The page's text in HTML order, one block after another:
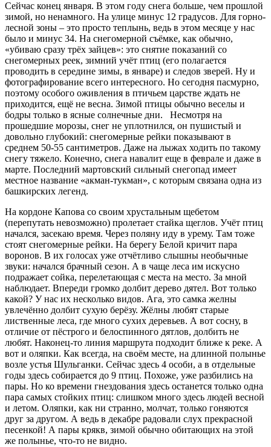
Сейчас конец января. В этом году снега больше, чем прошлой
зимой, но ненамного. На улице минус 12 градусов. Для горно-
лесной зоны – это просто теплынь, ведь в этом месяце у нас
было и минус 34. На снегомерной съёмке, как обычно,
«убиваю сразу трёх зайцев»: это снятие показаний со
снегомерных реек, зимний учёт птиц (его полагается
проводить в середине зимы, в январе) и следов зверей. Ну и
фотографирование всего интересного. Но сегодня пасмурно,
поэтому особого оживления в птичьем царстве ждать не
приходится, ещё не весна. Зимой птицы обычно веселы и
бодры только в ясные солнечные дни. Несмотря на
прошедшие морозы, снег не уплотнился, он пушистый и
довольно глубокий: снегомерные рейки показывают в
среднем 50-55 сантиметров. Даже на лыжах ходить по такому
снегу тяжело. Конечно, снега навалит еще в феврале и даже в
марте. Последний мартовский сильный снегопад имеет
местное название «акман-тукман», с которым связана одна из
башкирских легенд.
На кордоне Капова со своим хрустальным щебетом
(перепутать невозможно) пролетает стайка щеглов. Учёт птиц
начался, засекаю время. Через поляну иду в урему. Там тоже
стоят снегомерные рейки. На берегу Белой кричит пара
воронов. В их голосах уже отчётливо слышны необычные
звуки: начался брачный сезон. А в чаще леса им искусно
подражает сойка, перелетающая с места на место. За мной
наблюдает. Впереди громко долбит дерево дятел. Вот только
какой? У нас их несколько видов. Ага, это самка желны
увлечённо долбит сухую берёзу. Жёлны любят старые
лиственные леса, где много сухих деревьев. А вот сосну, в
отличие от пёстрого и белоспинного дятлов, долбить не
любят. Наконец-то линия маршрута подходит ближе к реке. А
вот и оляпки. Как всегда, на своём месте, на длинной полынье
возле устья Шульганки. Сейчас здесь 4 особи, а в отдельные
годы здесь собирается до 9 птиц. Похоже, уже разбились на
пары. Но ко времени гнездования здесь останется только одна
пара самых стойких птиц: слишком много здесь людей весной
и летом. Оляпки, как ни странно, молчат, только гоняются
друг за другом. А ведь в декабре радовали слух прекрасной
песенкой! А пары крякв, зимой обычно обитающих на этой
же полынье, что-то не видно.